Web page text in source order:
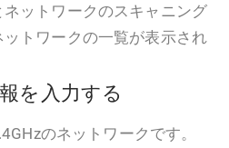
ネットワークのスキャニング
トワークの一覧が表示され
を入力する
のネットワークです。